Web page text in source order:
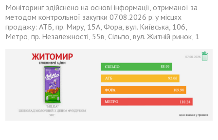
Моніторинг здійснено на основі інформації, отриманої за
методом контрольної закупки 07.08.2026 р. у місцях
продажу: АТБ, пр. Миру, 15А, Фора, вул. Київська, 106,
Метро, пр. Незалежності, 55в, Сільпо, вул. Житній ринок, 1